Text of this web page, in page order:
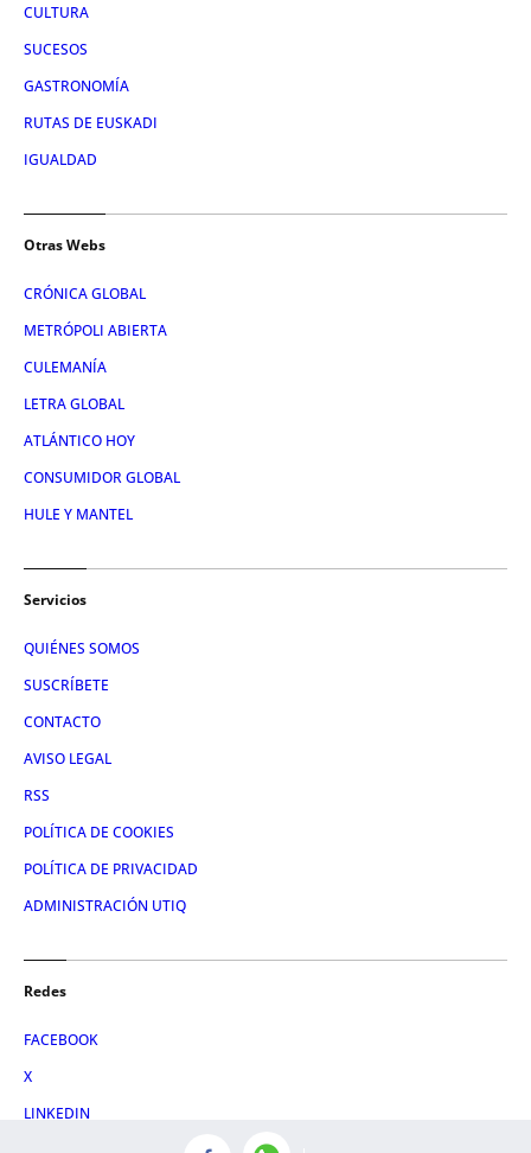
CULTURA
SUCESOS
GASTRONOMÍA
RUTAS DE EUSKADI
IGUALDAD
Otras Webs
CRÓNICA GLOBAL
METRÓPOLI ABIERTA
CULEMANÍA
LETRA GLOBAL
ATLÁNTICO HOY
CONSUMIDOR GLOBAL
HULE Y MANTEL
Servicios
QUIÉNES SOMOS
SUSCRÍBETE
CONTACTO
AVISO LEGAL
RSS
POLÍTICA DE COOKIES
POLÍTICA DE PRIVACIDAD
ADMINISTRACIÓN UTIQ
Redes
FACEBOOK
X
LINKEDIN